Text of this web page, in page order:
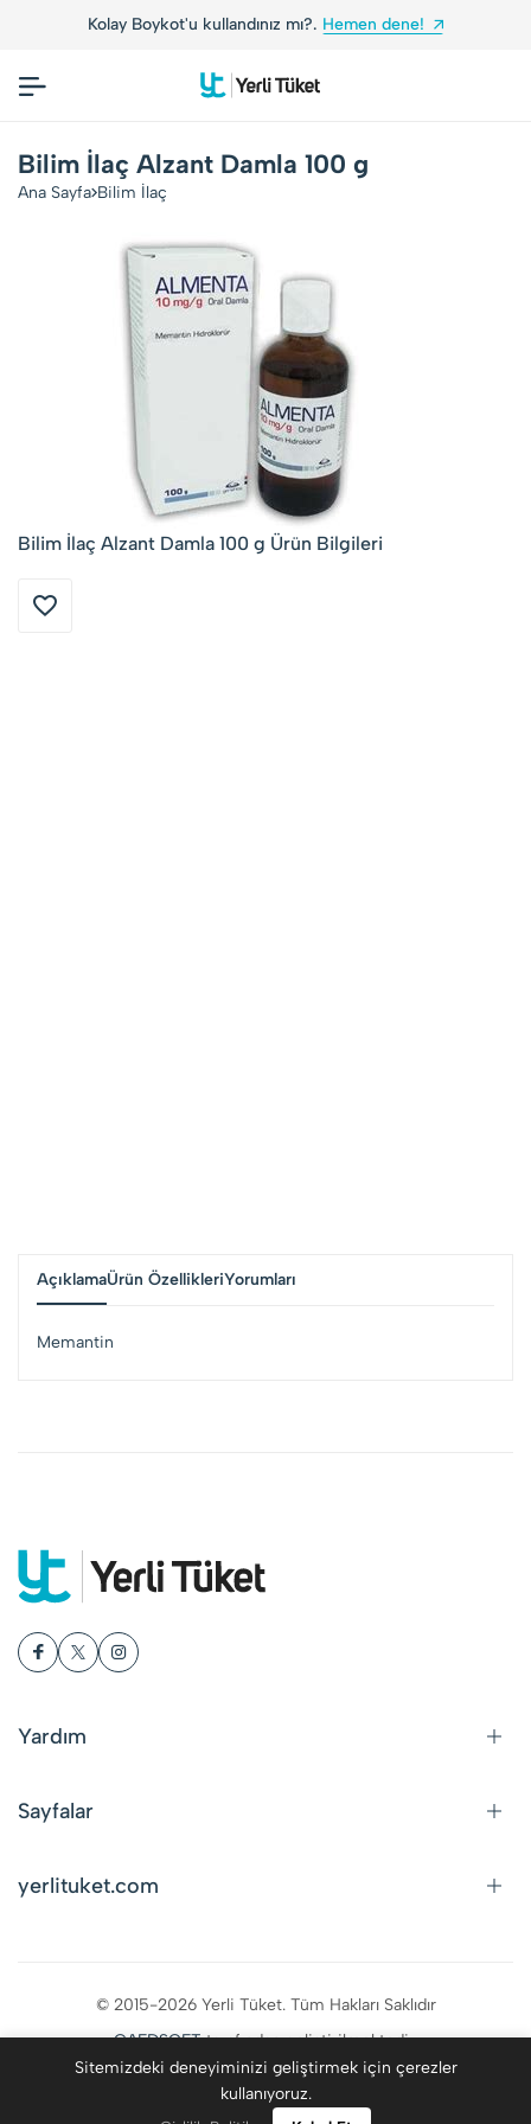
Kolay Boykot'u kullandınız mı?. Hemen dene!
Bilim İlaç Alzant Damla 100 g
Ana Sayfa Bilim İlaç
Bilim İlaç Alzant Damla 100 g Ürün Bilgileri
AçıklamaÜrün ÖzellikleriYorumları
Memantin
Yardım
Sayfalar
yerlituket.com
© 2015-2026 Yerli Tüket. Tüm Hakları Saklıdır
CAFDSOFTtarafından geliştirilmektedir.
Sitemizdeki deneyiminizi geliştirmek için çerezler
kullanıyoruz.
0